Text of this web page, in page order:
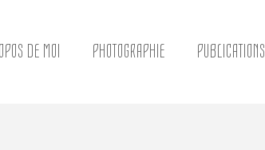
DE MOI PHOTOGRAPHIE PUBLICATIONS